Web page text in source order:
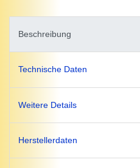
Beschreibung
Technische Daten
Weitere Details
Herstellerdaten